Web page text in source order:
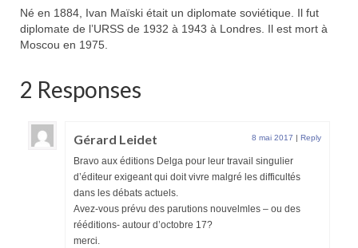
Né en 1884, Ivan Maïski était un diplomate soviétique. Il fut
diplomate de l’URSS de 1932 à 1943 à Londres. Il est mort à
Moscou en 1975.
2 Responses
Gérard Leidet 8 mai 2017 | Reply
Bravo aux éditions Delga pour leur travail singulier
d’éditeur exigeant qui doit vivre malgré les difficultés
dans les débats actuels.
Avez-vous prévu des parutions nouvelmles – ou des
rééditions- autour d’octobre 17?
merci.